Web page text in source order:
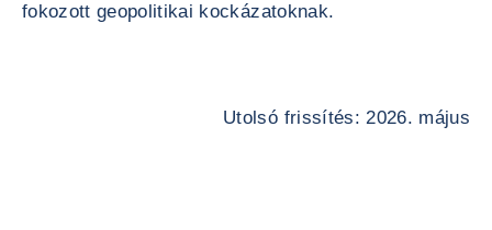
fokozott geopolitikai kockázatoknak.
Utolsó frissítés: 2026. május